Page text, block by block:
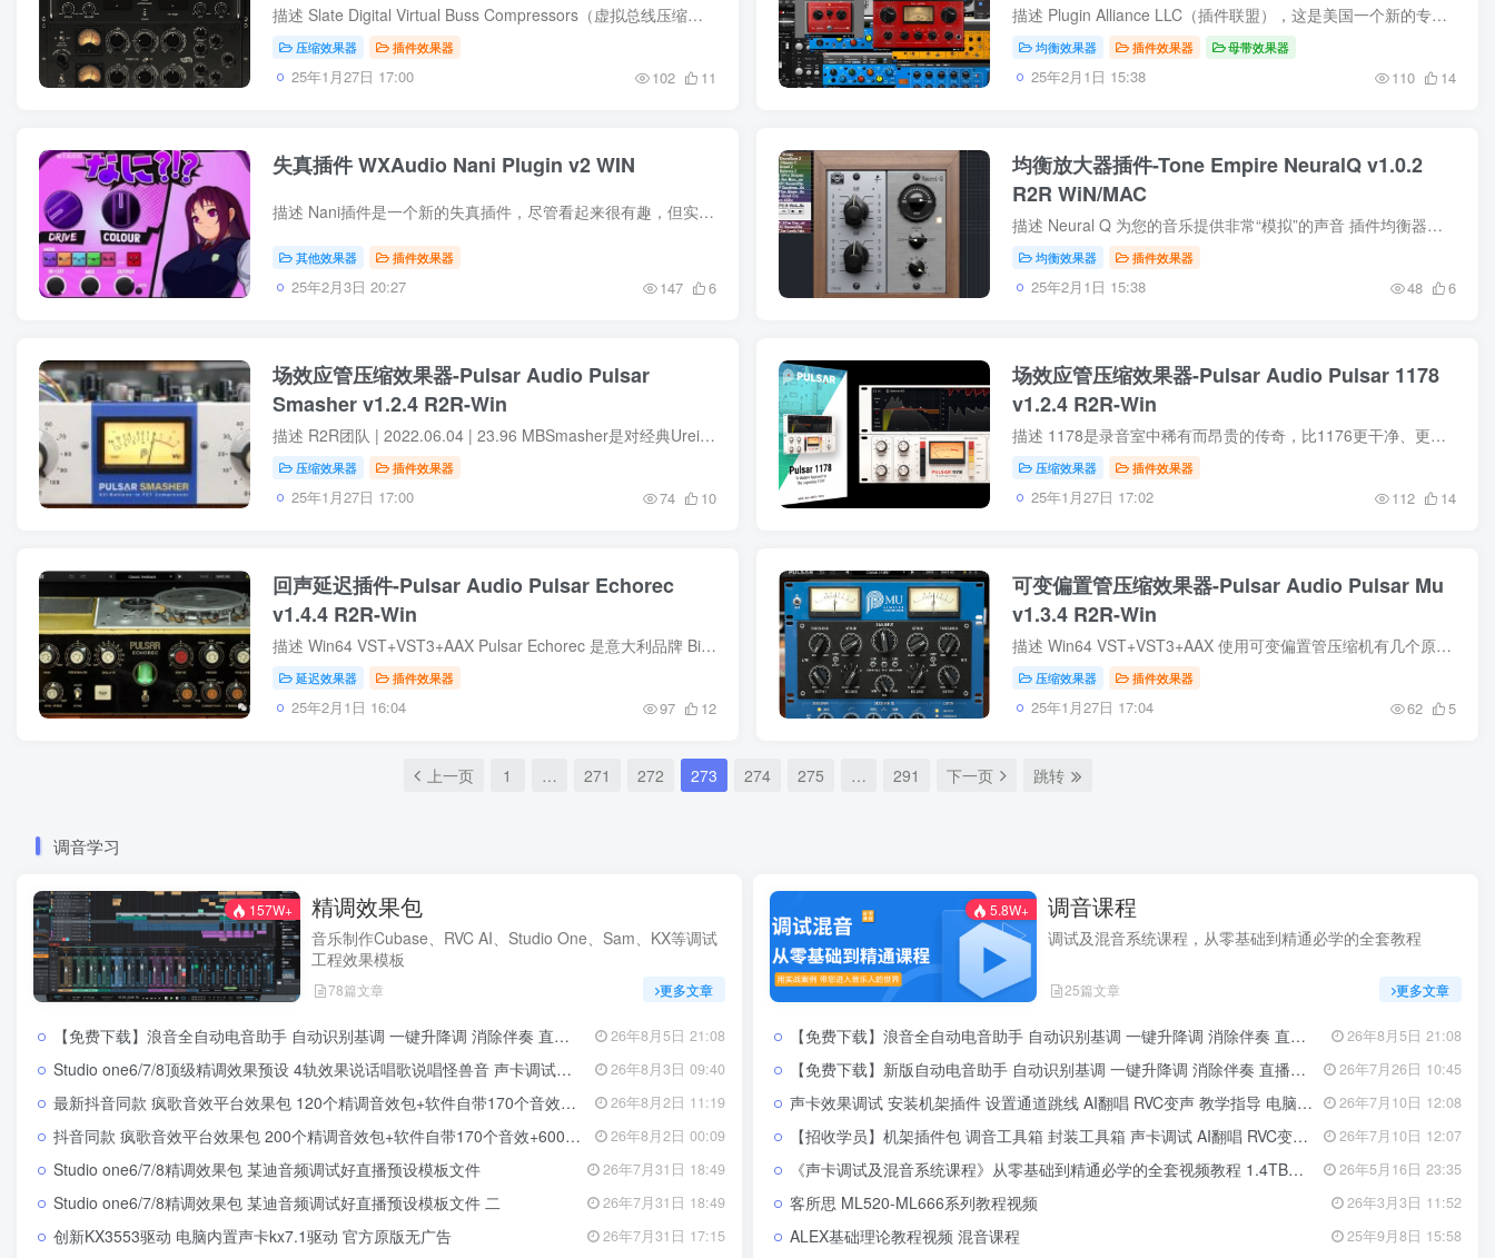
描述 Slate Digital Virtual Buss Compressors（虚拟总线压缩器）是一款由Slate Digital开发的插件，旨在模拟经典的模拟压缩器。该插件包括三种不同的压缩器模型：FG-Grey、FG-Red和FG-Mu，分别...
压缩效果器 插件效果器
25年1月27日 17:00 102 11
描述 Plugin Alliance LLC（插件联盟），这是美国一个新的专业音频插件公司，由 Brainworx 的 CEO Dirk Ulrich 创建。Brainworx 表示他们的目标是建立一个新的，方便用户的原生插件“Über-Stan...
均衡效果器 插件效果器 母带效果器
25年2月1日 15:38 110 14
失真插件 WXAudio Nani Plugin v2 WIN
描述 Nani插件是一个新的失真插件，尽管看起来很有趣，但实际上做得很好。 特点： 五个独特的算法，从轻微的饱和度到难以置信的破坏性失真。 精确的滤波，音调控制和信号混合，以实现无限可能。...
其他效果器 插件效果器
25年2月3日 20:27 147 6
均衡放大器插件-Tone Empire NeuralQ v1.0.2
R2R WiN/MAC
描述 Neural Q 为您的音乐提供非常“模拟”的声音 插件均衡器中很少见的高频闪耀和“沉重”的低频。 什么是神经 Q？模拟仿真的未来就在这里。这个插件忠实地捕捉了著名的 Vintage German Equali...
均衡效果器 插件效果器
25年2月1日 15:38 48 6
场效应管压缩效果器-Pulsar Audio Pulsar
Smasher v1.2.4 R2R-Win
描述 R2R团队 | 2022.06.04 | 23.96 MBSmasher是对经典Urei 1176压缩机电路的前所未有的自定义修改，这是我们在微调其他算法时偶然发现的独特公式。 最初的1176压缩机硬件提供了四个比例可供选...
压缩效果器 插件效果器
25年1月27日 17:00 74 10
场效应管压缩效果器-Pulsar Audio Pulsar 1178
v1.2.4 R2R-Win
描述 1178是录音室中稀有而昂贵的传奇，比1176更干净、更灵活。 1178曾被伟大的制作人使用，包括Chris Lord-Alge（My Chemical Romance）、Bob Clearmountain（Rolling Stones，Christina Aguil...
压缩效果器 插件效果器
25年1月27日 17:02 112 14
回声延迟插件-Pulsar Audio Pulsar Echorec
v1.4.4 R2R-Win
描述 Win64 VST+VST3+AAX Pulsar Echorec 是意大利品牌 Binson 在 1960 年代生产的同名标志性回声/延迟单元的软件仿真。这种磁盘延迟的声音不同于当时使用的磁带延迟，并且在很大程度上促成了许...
延迟效果器 插件效果器
25年2月1日 16:04 97 12
可变偏置管压缩效果器-Pulsar Audio Pulsar Mu
v1.3.4 R2R-Win
描述 Win64 VST+VST3+AAX 使用可变偏置管压缩机有几个原因。一个是这种压缩器可以实现出色的压缩透明度，即使在极度降低增益的情况下也是如此。另一个——也许是最常见的——是它们为总线、整体...
压缩效果器 插件效果器
25年1月27日 17:04 62 5
上一页 1 … 271 272 273 274 275 … 291 下一页 跳转
调音学习
157W+ 精调效果包
音乐制作Cubase、RVC AI、Studio One、Sam、KX等调试
工程效果模板
78篇文章 更多文章
【免费下载】浪音全自动电音助手 自动识别基调 一键升降调 消除伴奏 直播跟唱功能 修音辅助工具 26年8月5日 21:08
Studio one6/7/8顶级精调效果预设 4轨效果说话唱歌说唱怪兽音 声卡调试好直播预设模板 26年8月3日 09:40
最新抖音同款 疯歌音效平台效果包 120个精调音效包+软件自带170个音效+600个插件 带安装教程全套 26年8月2日 11:19
抖音同款 疯歌音效平台效果包 200个精调音效包+软件自带170个音效+600个插件全套 带安装教程 26年8月2日 00:09
Studio one6/7/8精调效果包 某迪音频调试好直播预设模板文件 26年7月31日 18:49
Studio one6/7/8精调效果包 某迪音频调试好直播预设模板文件 二 26年7月31日 18:49
创新KX3553驱动 电脑内置声卡kx7.1驱动 官方原版无广告 26年7月31日 17:15
5.8W+ 调音课程
调试及混音系统课程，从零基础到精通必学的全套教程
25篇文章 更多文章
【免费下载】浪音全自动电音助手 自动识别基调 一键升降调 消除伴奏 直播跟唱功能 修音辅助工具 26年8月5日 21:08
【免费下载】新版自动电音助手 自动识别基调 一键升降调 消除伴奏 直播唱歌修音辅助工具 招收代理 26年7月26日 10:45
声卡效果调试 安装机架插件 设置通道跳线 AI翻唱 RVC变声 教学指导 电脑系统重装等服务 26年7月10日 12:08
【招收学员】机架插件包 调音工具箱 封装工具箱 声卡调试 AI翻唱 RVC变声 教学指导定制服务 26年7月10日 12:07
《声卡调试及混音系统课程》从零基础到精通必学的全套视频教程 1.4TB学习文件 26年5月16日 23:35
客所思 ML520-ML666系列教程视频 26年3月3日 11:52
ALEX基础理论教程视频 混音课程 25年9月8日 15:58